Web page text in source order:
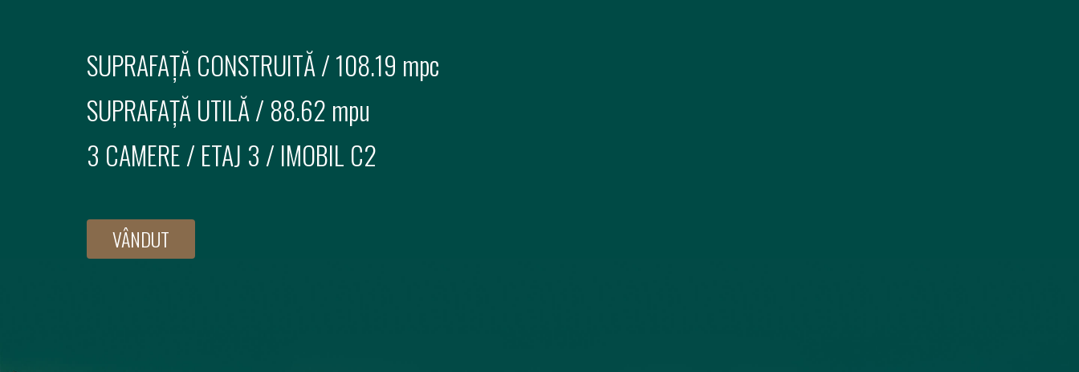
SUPRAFAȚĂ CONSTRUITĂ /108.19 mpc
SUPRAFAȚĂ UTILĂ / 88.62 mpu
3 CAMERE/ ETAJ 3 / IMOBIL C2
VÂNDUT